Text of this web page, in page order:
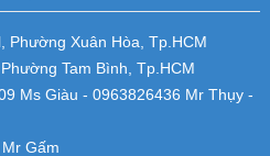
Phường Xuân Hòa, Tp.HCM
Tam Bình, Tp.HCM
Ms Giàu - 0963826436 Mr Thụy -
Gấm